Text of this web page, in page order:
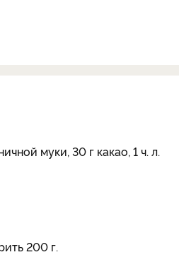
муки, 30 г какао, 1 ч. л.
200 г.